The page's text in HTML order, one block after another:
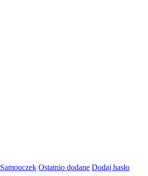
Samouczek Ostatnio dodane Dodaj hasło